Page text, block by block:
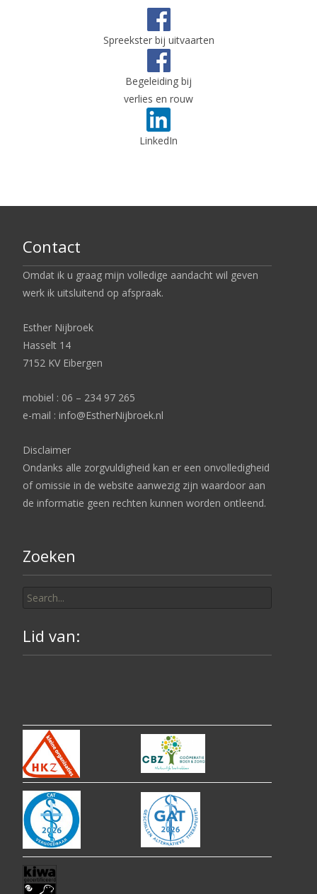
Spreekster bij uitvaarten
Begeleiding bij
verlies en rouw
LinkedIn
Contact
Omdat ik u graag mijn volledige aandacht wil geven
werk ik uitsluitend op afspraak.
Esther Nijbroek
Hasselt 14
7152 KV Eibergen
mobiel : 06 – 234 97 265
e-mail : info@EstherNijbroek.nl
Disclaimer
Ondanks alle zorgvuldigheid kan er een onvolledigheid
of omissie in de website aanwezig zijn waardoor aan
de informatie geen rechten kunnen worden ontleend.
Zoeken
for:
Lid van: